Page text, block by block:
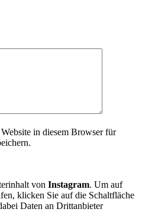
in diesem Browser für
von Instagram. Um auf
klicken Sie auf die Schaltfläche
Daten an Drittanbieter